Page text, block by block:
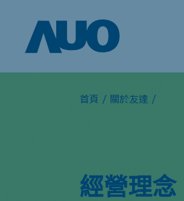
首頁 / 關於友達 /
經營理念